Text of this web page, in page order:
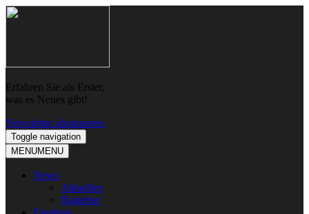
Skip
Skip
Erfahren Sie als Erster,
was es Neues gibt!
Newsletter abonnieren
Toggle navigation
MENUMENU
News
Aktuelles
Ratgeber